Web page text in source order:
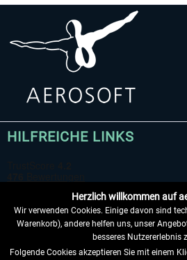
HILFREICHE LINKS
Herzlich willkommen auf
Wir verwenden Cookies. Einige davon sind
Warenkorb), andere helfen uns, unser
besseres Nutzererlebnis
Folgende Cookies akzeptieren Sie mit einem